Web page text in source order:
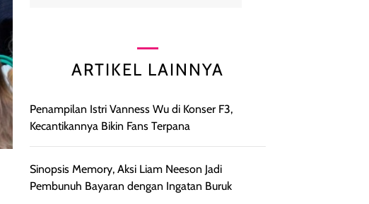
ARTIKEL LAINNYA
Penampilan Istri Vanness Wu di Konser F3,
Kecantikannya Bikin Fans Terpana
Sinopsis Memory, Aksi Liam Neeson Jadi
Pembunuh Bayaran dengan Ingatan Buruk